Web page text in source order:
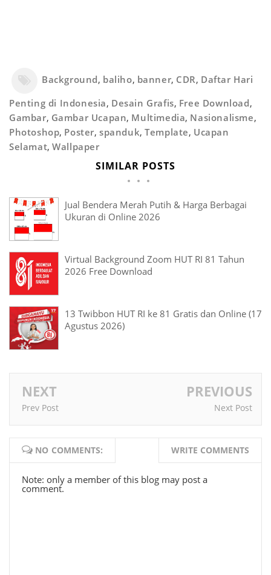
Background, baliho, banner, CDR, Daftar Hari
Penting di Indonesia, Desain Grafis, Free Download,
Gambar, Gambar Ucapan, Multimedia, Nasionalisme,
Photoshop, Poster,spanduk,Template, Ucapan
Selamat,Wallpaper
SIMILAR POSTS
Jual Bendera Merah Putih & Harga Berbagai
Ukuran di Online 2026
Virtual Background Zoom HUT RI 81 Tahun
2026 Free Download
13 Twibbon HUT RI ke 81 Gratis dan Online (17
Agustus 2026)
NEXT
Prev Post
PREVIOUS
Next Post
NO COMMENTS: WRITE COMMENTS
Note: only a member of this blog may post a
comment.